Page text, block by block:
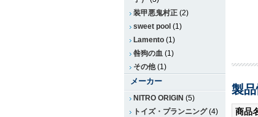
製
商品
装甲悪鬼村正 (2)
sweet pool (1)
Lamento (1)
咎狗の血 (1)
その他(1)
メーカー
NITRO ORIGIN (5)
トイズ・プランニング(4)